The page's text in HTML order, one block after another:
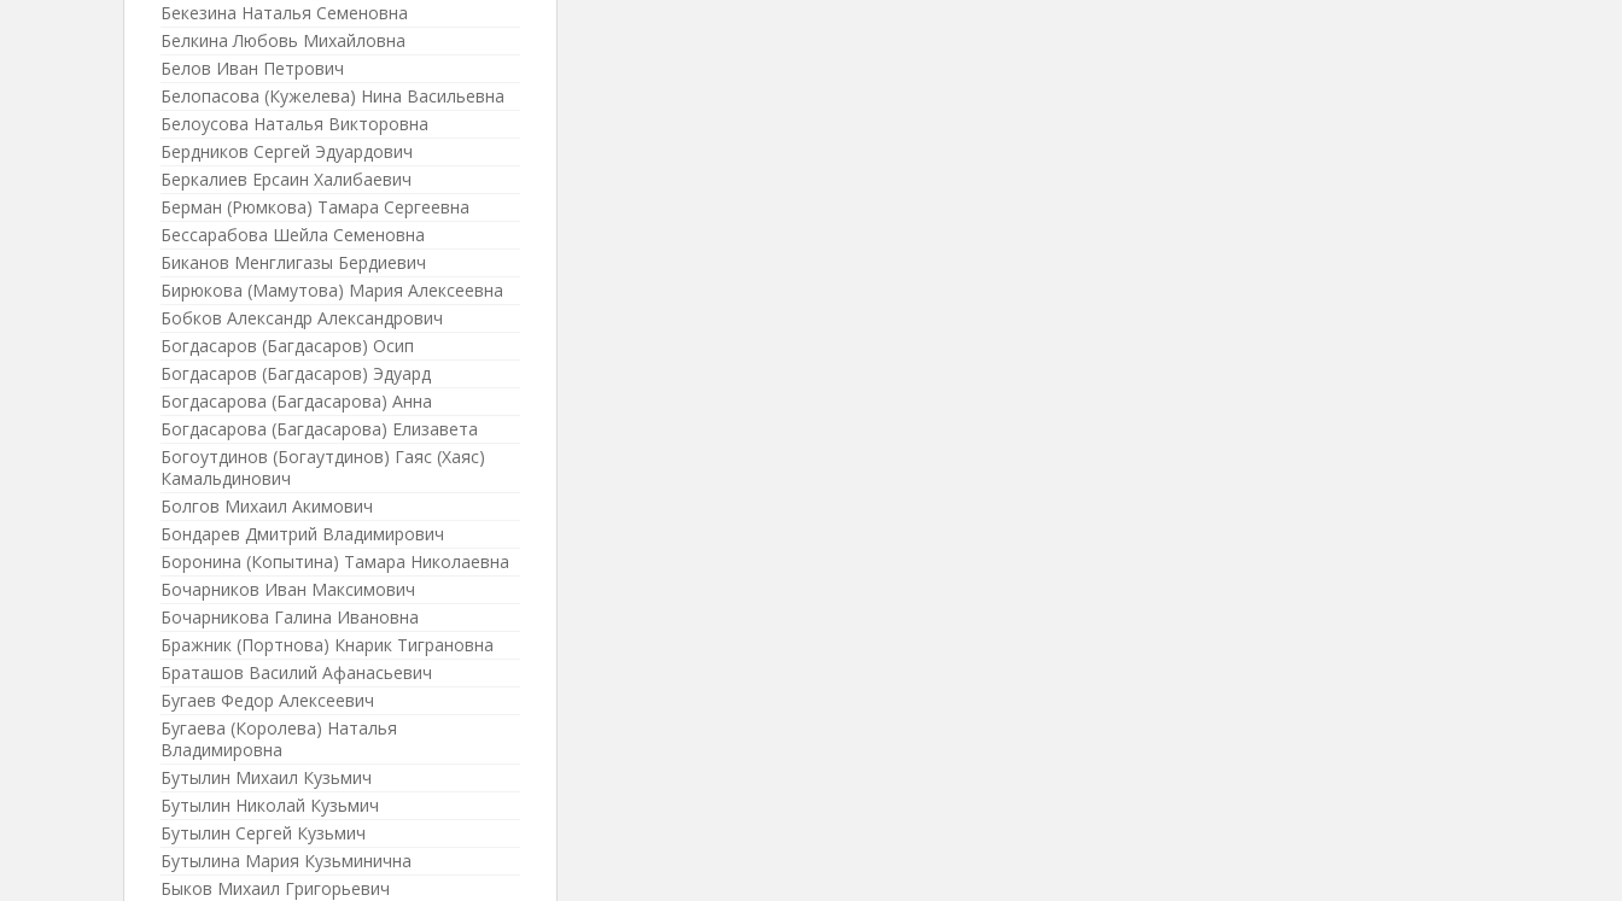
Бекезина Наталья Семеновна
Белкина Любовь Михайловна
Белов Иван Петрович
Белопасова (Кужелева) Нина Васильевна
Белоусова Наталья Викторовна
Бердников Сергей Эдуардович
Беркалиев Ерсаин Халибаевич
Берман (Рюмкова) Тамара Сергеевна
Бессарабова Шейла Семеновна
Биканов Менглигазы Бердиевич
Бирюкова (Мамутова) Мария Алексеевна
Бобков Александр Александрович
Богдасаров (Багдасаров) Осип
Богдасаров (Багдасаров) Эдуард
Богдасарова (Багдасарова) Анна
Богдасарова (Багдасарова) Елизавета
Богоутдинов (Богаутдинов) Гаяс (Хаяс)
Камальдинович
Болгов Михаил Акимович
Бондарев Дмитрий Владимирович
Боронина (Копытина) Тамара Николаевна
Бочарников Иван Максимович
Бочарникова Галина Ивановна
Бражник (Портнова) Кнарик Тиграновна
Браташов Василий Афанасьевич
Бугаев Федор Алексеевич
Бугаева (Королева) Наталья
Владимировна
Бутылин Михаил Кузьмич
Бутылин Николай Кузьмич
Бутылин Сергей Кузьмич
Бутылина Мария Кузьминична
Быков Михаил Григорьевич